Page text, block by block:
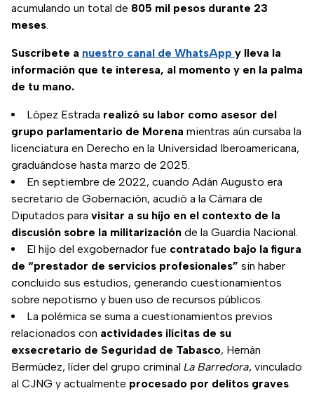
acumulando un total de 805 mil pesos durante 23
meses.
Suscríbete a nuestro canal de WhatsApp y lleva la
información que te interesa, al momento y en la palma
de tu mano.
López Estrada realizó su labor como asesor del
grupo parlamentario de Morena mientras aún cursaba la
licenciatura en Derecho en la Universidad Iberoamericana,
graduándose hasta marzo de 2025.
En septiembre de 2022, cuando Adán Augusto era
secretario de Gobernación, acudió a la Cámara de
Diputados para visitar a su hijo en el contexto de la
discusión sobre la militarización de la Guardia Nacional.
El hijo del exgobernador fue contratado bajo la figura
de “prestador de servicios profesionales” sin haber
concluido sus estudios, generando cuestionamientos
sobre nepotismo y buen uso de recursos públicos.
La polémica se suma a cuestionamientos previos
relacionados con actividades ilícitas de su
exsecretario de Seguridad de Tabasco, Hernán
Bermúdez, líder del grupo criminal La Barredora, vinculado
al CJNG y actualmente procesado por delitos graves.